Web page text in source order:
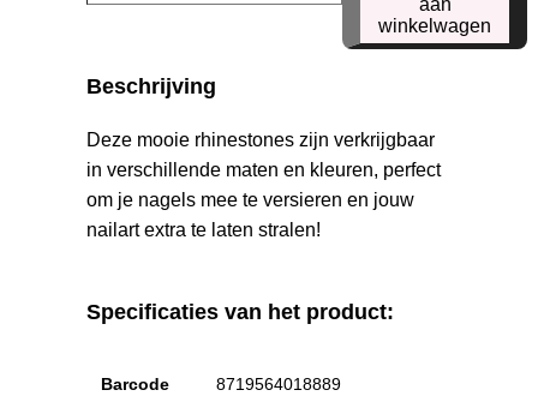
SS08
aan
winkelwagen
Beschrijving
Deze mooie rhinestones zijn verkrijgbaar
in verschillende maten en kleuren, perfect
om je nagels mee te versieren en jouw
nailart extra te laten stralen!
Specificaties van het product:
Barcode 8719564018889